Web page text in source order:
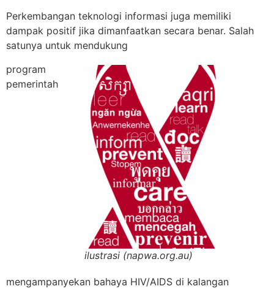
Perkembangan teknologi informasi juga memiliki
dampak positif jika dimanfaatkan secara benar. Salah
satunya untuk mendukung
ilustrasi (napwa.org.au)
program
pemerintah
mengampanyekan bahaya HIV/AIDS di kalangan